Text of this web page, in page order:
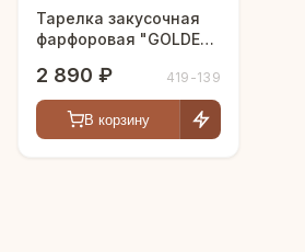
Тарелка закусочная
фарфоровая "GOLDEN
2 890 ₽ 419-139
В корзину